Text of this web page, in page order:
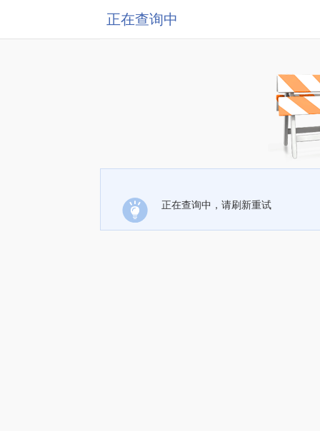
正在查询中
正在查询中，请刷新重试